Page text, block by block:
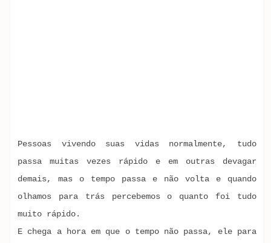
Pessoas vivendo suas vidas normalmente, tudo
passa muitas vezes rápido e em outras devagar
demais, mas o tempo passa e não volta e quando
olhamos para trás percebemos o quanto foi tudo
muito rápido.
E chega a hora em que o tempo não passa, ele para